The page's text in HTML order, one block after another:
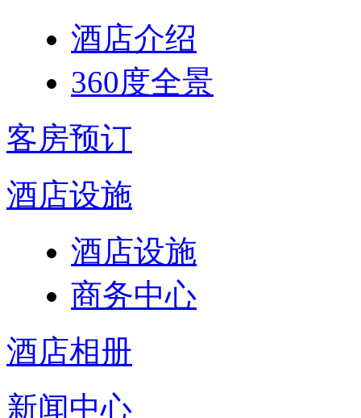
酒店介绍
360度全景
客房预订
酒店设施
酒店设施
商务中心
酒店相册
新闻中心